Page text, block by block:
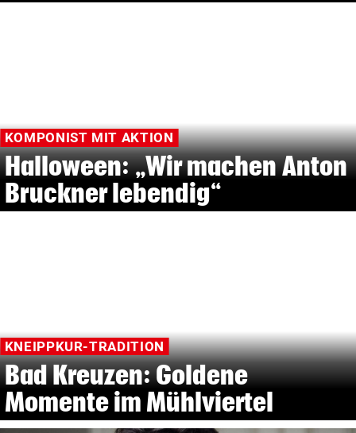
KOMPONIST MIT AKTION
Halloween: „Wir machen Anton
Bruckner lebendig“
KNEIPPKUR-TRADITION
Bad Kreuzen: Goldene
Momente im Mühlviertel